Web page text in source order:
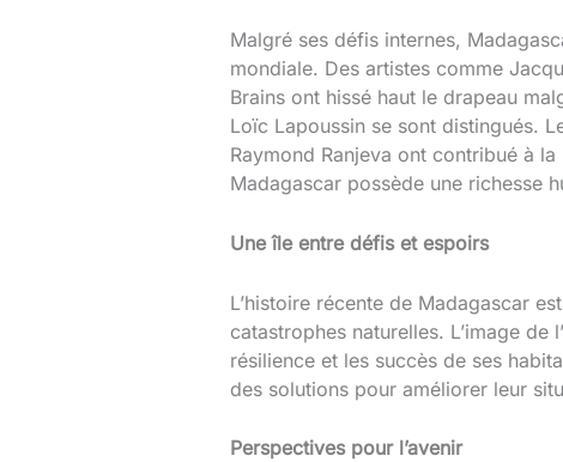
Malgré ses défis internes,
mondiale. Des artistes comme
Brains ont hissé haut le drapeau
Loïc Lapoussin se sont distingués.
Raymond Ranjeva ont contribué à
Madagascar possède une richesse
Une île entre défis et espoirs
L’histoire récente de Madagascar
catastrophes naturelles. L’image
résilience et les succès de ses
des solutions pour améliorer leur
Perspectives pour l’avenir